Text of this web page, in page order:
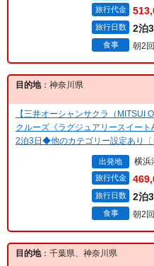
旅行代金
旅行日数 2泊
食事 朝2
目的地：神奈川県
【三井オーシャンサクラ（MITSUI
クルーズ《ラグジュアリースイー
2泊3日◆他のカテゴリー設定あり〔
出発地 横浜
旅行代金
旅行日数 2泊
食事 朝2
目的地：千葉県、神奈川県